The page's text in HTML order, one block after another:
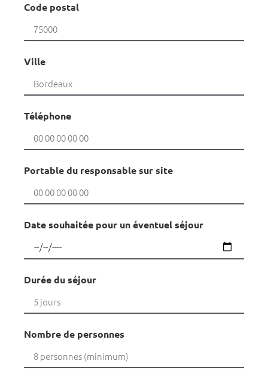
Code postal
Ville
Téléphone
Portable du responsable sur site
Date souhaitée pour un éventuel séjour
Durée du séjour
Nombre de personnes